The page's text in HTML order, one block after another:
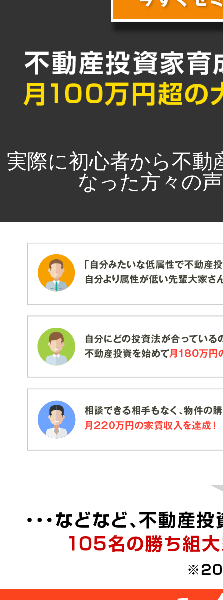
実際に初心者から不動
なった方々の